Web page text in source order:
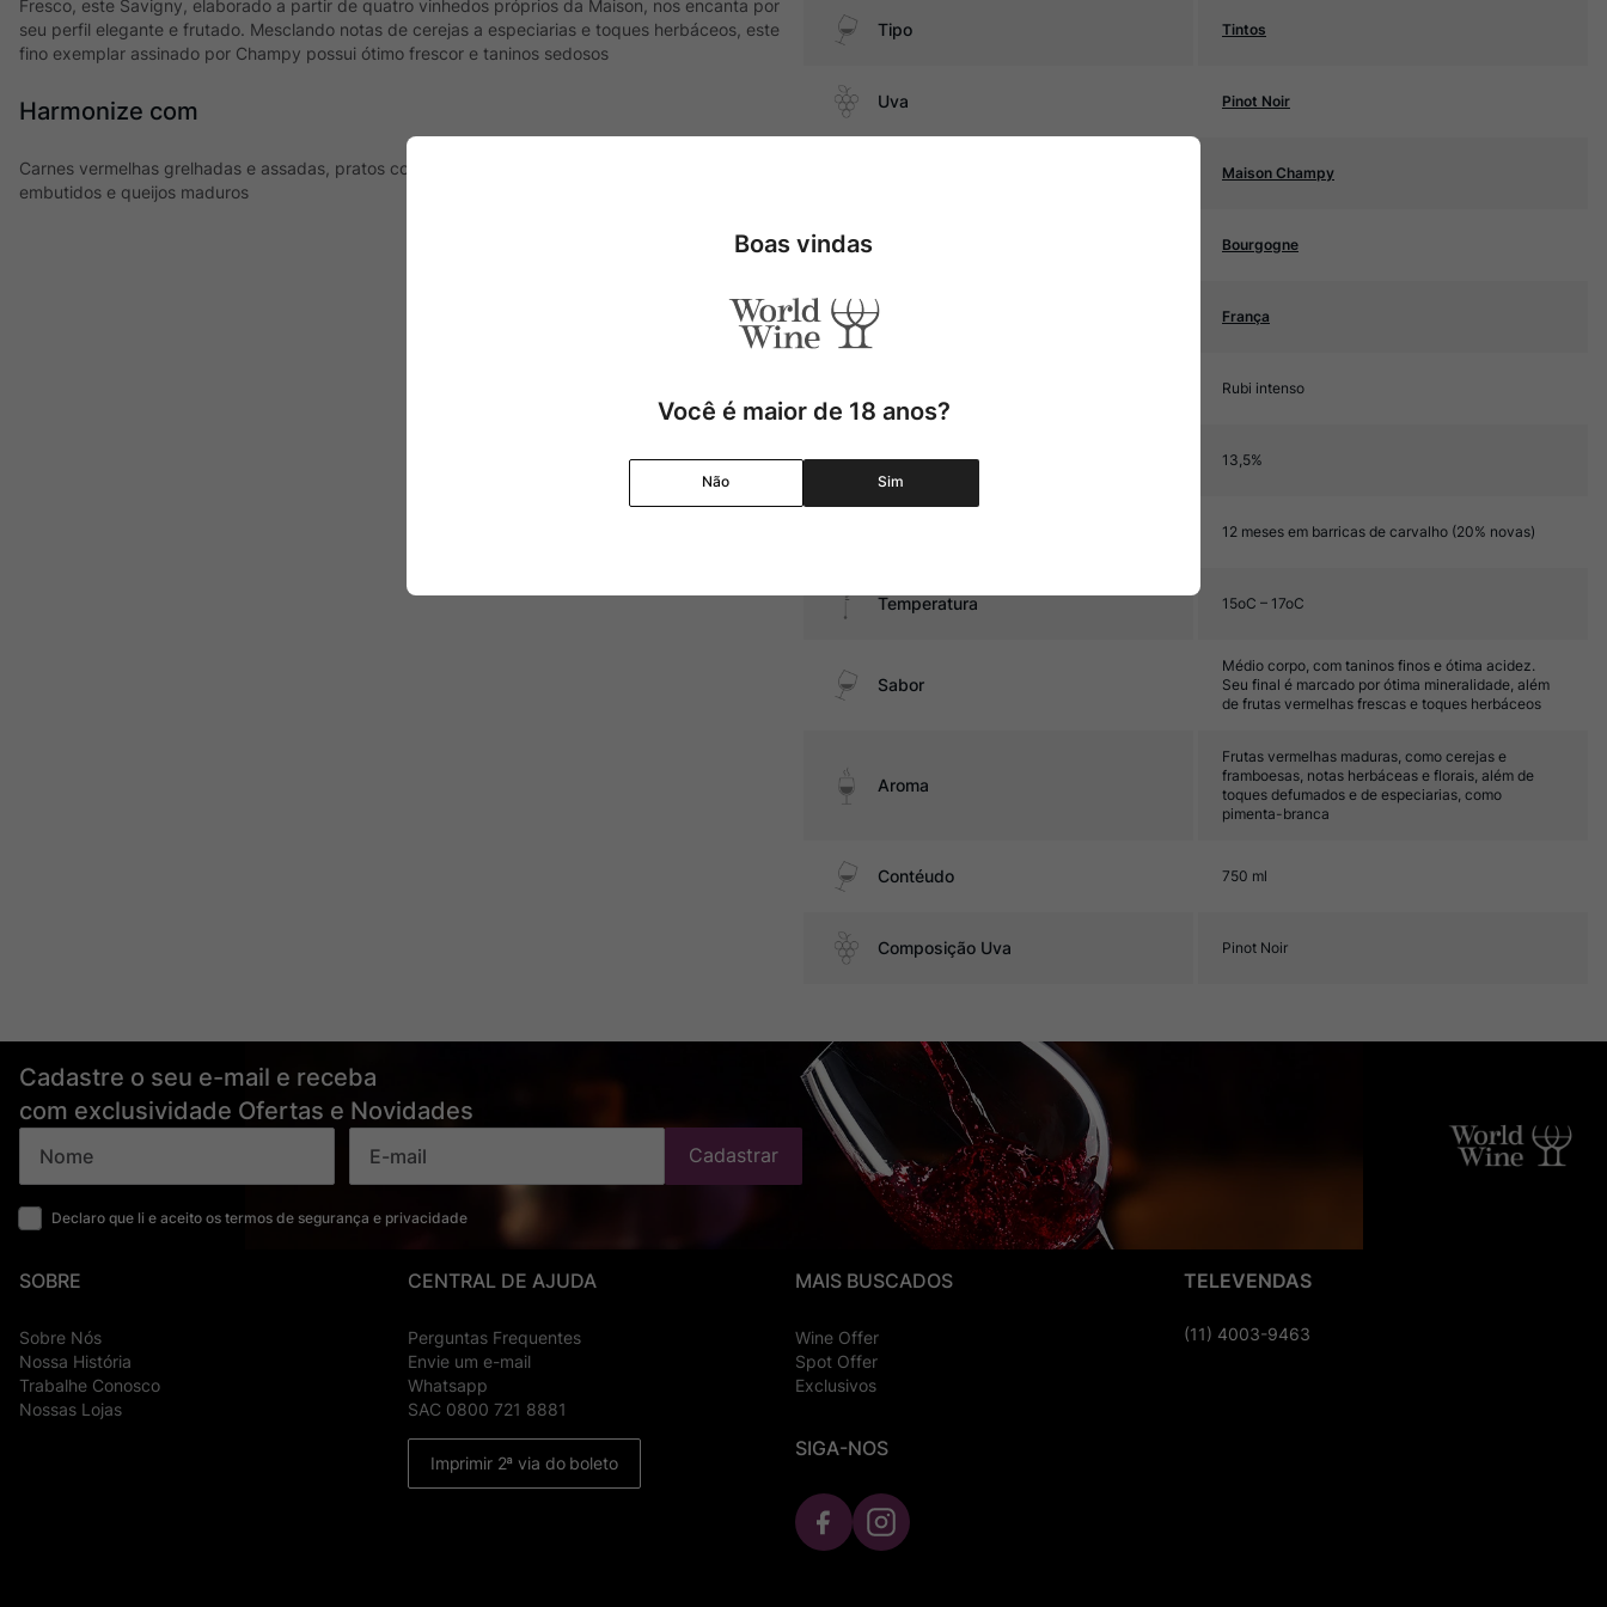
Fresco, este Savigny, elaborado a partir de quatro vinhedos próprios da Maison, nos encanta por
seu perfil elegante e frutado. Mesclando notas de cerejas a especiarias e toques herbáceos, este
fino exemplar assinado por Champy possui ótimo frescor e taninos sedosos
Harmonize com
Carnes vermelhas grelhadas e assadas, pratos com aves, como coq au vin, cogumelos, além de
embutidos e queijos maduros
Tipo Tintos
Uva Pinot Noir
Maison Champy
Bourgogne
Pais França
Rubi intenso
Graduação Alcóolica 13,5%
12 meses em barricas de carvalho (20% novas)
Temperatura 15oC – 17oC
Sabor
Médio corpo, com taninos finos e ótima acidez.
Seu final é marcado por ótima mineralidade, além
de frutas vermelhas frescas e toques herbáceos
Aroma
Frutas vermelhas maduras, como cerejas e
framboesas, notas herbáceas e florais, além de
toques defumados e de especiarias, como
pimenta-branca
Contéudo 750 ml
Composição Uva Pinot Noir
Cadastre o seu e-mail e receba
com exclusividade Ofertas e Novidades
Declaro que li e aceito os termos de segurança e privacidade
Cadastrar
SOBRE
Sobre Nós
Nossa História
Trabalhe Conosco
Nossas Lojas
CENTRAL DE AJUDA
Perguntas Frequentes
Envie um e-mail
Whatsapp
SAC 0800 721 8881
Imprimir 2ª via do boleto
MAIS BUSCADOS
Wine Offer
Spot Offer
Exclusivos
SIGA-NOS
TELEVENDAS
(11) 4003-9463
Boas vindas
Você é maior de 18 anos?
Não Sim